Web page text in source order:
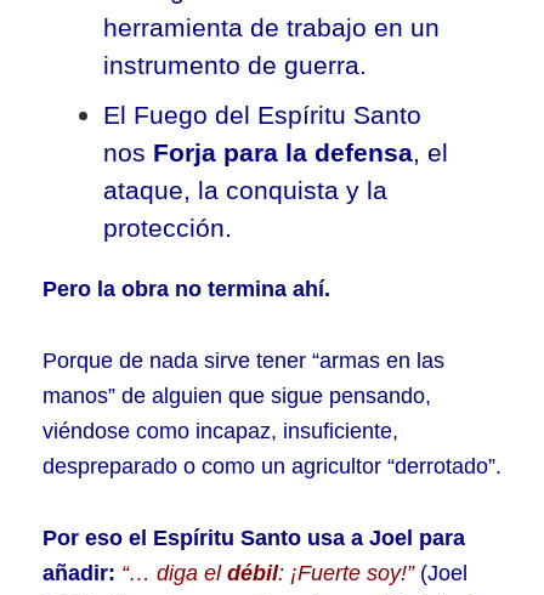
herramienta de trabajo en un
instrumento de guerra.
El Fuego del Espíritu Santo
nos Forja para la defensa, el
ataque, la conquista y la
protección.
Pero la obra no termina ahí.
Porque de nada sirve tener “armas en las
manos” de alguien que sigue pensando,
viéndose como incapaz, insuficiente,
despreparado o como un agricultor “derrotado”.
Por eso el Espíritu Santo usa a Joel para
añadir: “… diga el débil: ¡Fuerte soy!” (Joel